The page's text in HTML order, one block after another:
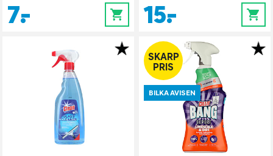
7,- 0 15,- 0
SKARP
PRIS
BILKA AVISEN